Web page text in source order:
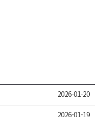
2026-01-20
2026-01-19